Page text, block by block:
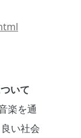
いて
楽を通
い社会